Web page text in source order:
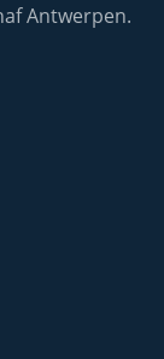
Antwerpen.